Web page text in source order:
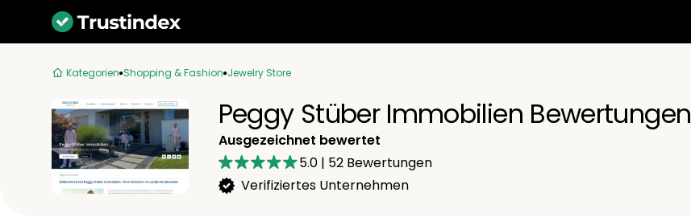
Kategorien Shopping & Fashion Jewelry Store
Peggy Stüber Immobilien Bewertungen
Ausgezeichnet bewertet
5.0 | 52Bewertungen
Verifiziertes Unternehmen